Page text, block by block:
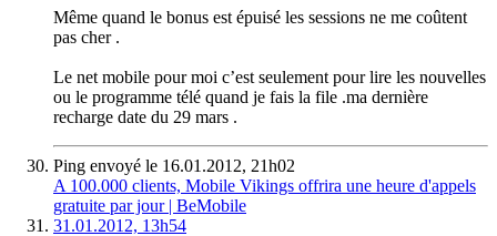
Même quand le bonus est épuisé les sessions ne me coûtent
pas cher .
Le net mobile pour moi c’est seulement pour lire les nouvelles
ou le programme télé quand je fais la file .ma dernière
recharge date du 29 mars .
Ping envoyé le 16.01.2012, 21h02
A 100.000 clients, Mobile Vikings offrira une heure d'appels
gratuite par jour | BeMobile
31.01.2012, 13h54